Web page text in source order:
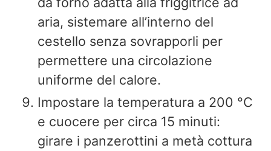
aria, sistemare all’interno del
cestello senza sovrapporli per
permettere una circolazione
uniforme del calore.
Impostare la temperatura a 200 °C
e cuocere per circa 15 minuti:
girare i panzerottini a metà cottura